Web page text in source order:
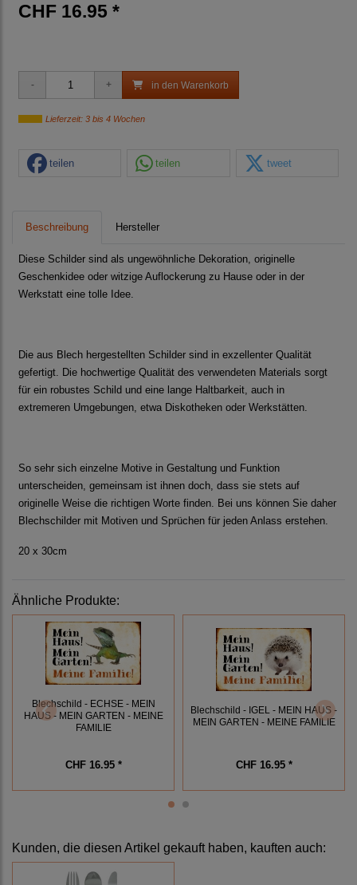
CHF 16.95 *
in den Warenkorb
Lieferzeit: 3 bis 4 Wochen
teilen teilen tweet
Beschreibung Hersteller
Diese Schilder sind als ungewöhnliche Dekoration, originelle
Geschenkidee oder witzige Auflockerung zu Hause oder in der
Werkstatt eine tolle Idee.
Die aus Blech hergestellten Schilder sind in exzellenter Qualität
gefertigt. Die hochwertige Qualität des verwendeten Materials sorgt
für ein robustes Schild und eine lange Haltbarkeit, auch in
extremeren Umgebungen, etwa Diskotheken oder Werkstätten.
So sehr sich einzelne Motive in Gestaltung und Funktion
unterscheiden, gemeinsam ist ihnen doch, dass sie stets auf
originelle Weise die richtigen Worte finden. Bei uns können Sie daher
Blechschilder mit Motiven und Sprüchen für jeden Anlass erstehen.
20 x 30cm
Ähnliche Produkte:
Blechschild - ECHSE - MEIN
HAUS - MEIN GARTEN - MEINE
FAMILIE
CHF 16.95 *
Blechschild - IGEL - MEIN HAUS -
MEIN GARTEN - MEINE FAMILIE
CHF 16.95 *
Kunden, die diesen Artikel gekauft haben, kauften auch: